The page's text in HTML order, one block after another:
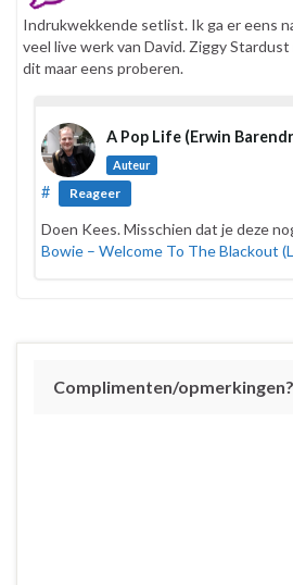
Indrukwekkende setlist. Ik ga er eens
veel live werk van David. Ziggy Stardust
dit maar eens proberen.
A Pop Life (Erwin
Auteur
# Reageer
Doen Kees. Misschien dat je deze
Bowie – Welcome To The Blackout
Complimenten/